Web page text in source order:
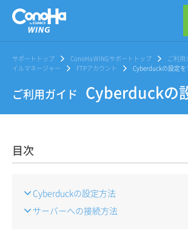
サポートトップ ConoHa WINGサポートトップ ご利用
イルマネージャー
FTPアカウント Cyberduckの設定を
ご利用ガイド Cyberduckの
目次
Cyberduckの設定方法
サーバーへの接続方法